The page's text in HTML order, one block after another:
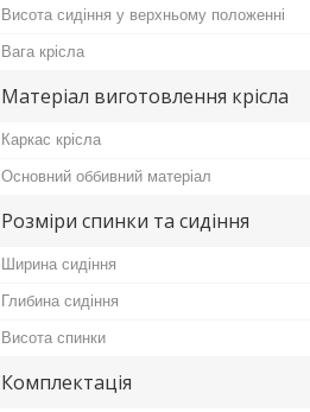
Висота сидіння у верхньому положенні
Вага крісла
Матеріал виготовлення крісла
Каркас крісла
Основний оббивний матеріал
Розміри спинки та сидіння
Ширина сидіння
Глибина сидіння
Висота спинки
Комплектація